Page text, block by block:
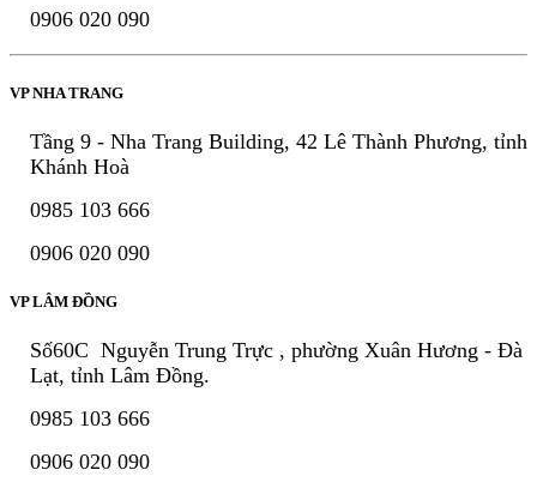
0906 020 090
VP NHA TRANG
Tầng 9 - Nha Trang Building, 42 Lê Thành Phương, tỉnh
Khánh Hoà
0985 103 666
0906 020 090
VP LÂM ĐỒNG
Số60C Nguyễn Trung Trực , phường Xuân Hương - Đà
Lạt, tỉnh Lâm Đồng.
0985 103 666
0906 020 090